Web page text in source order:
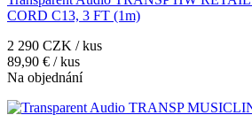
CORD C13, 3 FT (1m)
2 290 CZK / kus
89,90 € / kus
Na objednání